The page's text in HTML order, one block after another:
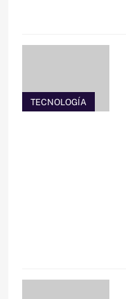
TECNOLOGÍA